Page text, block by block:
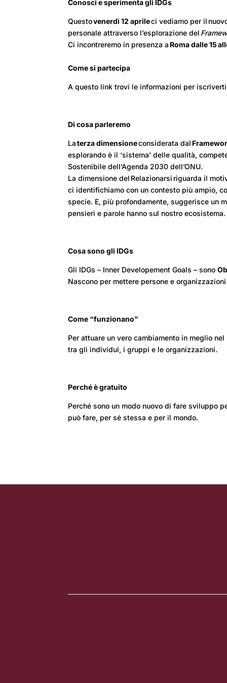
Conosci e sperimenta gli IDGs
Questovenerdì 12 aprileci vediamo per il
personale attraverso l’esplorazione del
Ci incontreremo in presenza a Roma dalle 15
Come si partecipa
Aquesto link trovi le informazioni per
Di cosa parleremo
Laterza dimensioneconsiderata dal
esplorando è il ‘sistema’ delle qualità,
Sostenibile dell’Agenda 2030 dell’ONU.
La dimensione del Relazionarsi riguarda il
ci identifichiamo con un contesto più ampio,
specie. E, più profondamente, suggerisce un
pensieri e parole hanno sul nostro ecosistema.
Cosa sono gli IDGs
Gli IDGs – Inner Developement Goals – sono
Nascono per mettere persone e
Come “funzionano”
Per attuare un vero cambiamento in meglio
tra gli individui, i gruppi e le organizzazioni.
Perché è gratuito
Perché sono un modo nuovo di fare sviluppo
può fare, per sé stessa e per il mondo.